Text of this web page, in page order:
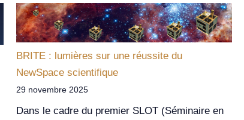
BRITE : lumières sur une réussite du
NewSpace scientifique
29 novembre 2025
Dans le cadre du premier SLOT (Séminaire en